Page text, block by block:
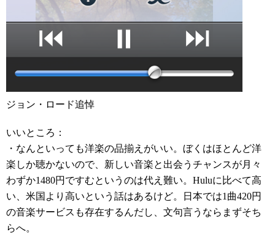
ジョン・ロード追悼
いいところ：
・なんといっても洋楽の品揃えがいい。ぼくはほとんど洋
楽しか聴かないので、新しい音楽と出会うチャンスが月々
わずか1480円ですむというのは代え難い。Huluに比べて高
い、米国より高いという話はあるけど。日本では1曲420円
の音楽サービスも存在するんだし、文句言うならまずそち
らへ。